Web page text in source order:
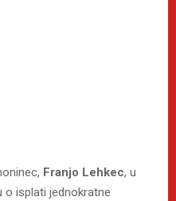
Franjo Lehkec, u
o isplati jednokratne